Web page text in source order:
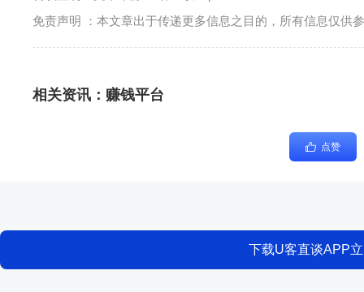
免责声明 ：本文章出于传递更多信息之目的，所有信息仅供
相关资讯： 赚钱平台
点赞
下载U客直谈APP